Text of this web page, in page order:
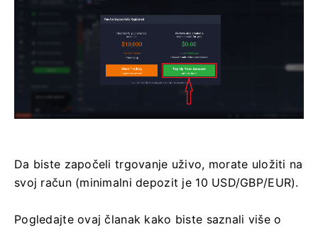
Da biste započeli trgovanje uživo, morate uložiti na
svoj račun (minimalni depozit je 10 USD/GBP/EUR).
Pogledajte ovaj članak kako biste saznali više o